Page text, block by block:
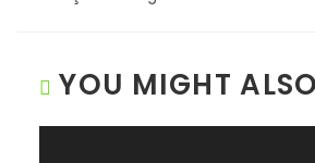
YOU MIGHT